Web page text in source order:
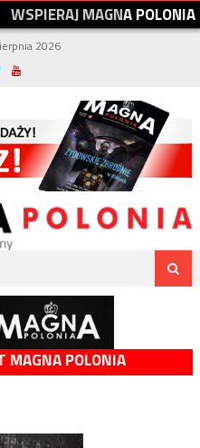
WSPIERAJMAGNAPOLONIA
2026
MAGNA POLONIA